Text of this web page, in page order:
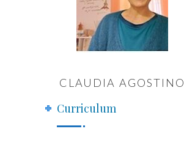
CLAUDIA AGOSTINO
Curriculum